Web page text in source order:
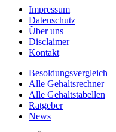
Impressum
Datenschutz
Über uns
Disclaimer
Kontakt
Besoldungsvergleich
Alle Gehaltsrechner
Alle Gehaltstabellen
Ratgeber
News